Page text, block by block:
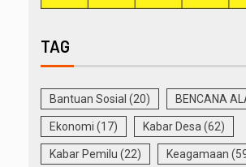
TAG
Bantuan Sosial (20) BENCANA
Ekonomi (17) Kabar Desa (62)
Kabar Pemilu (22) Keagamaan